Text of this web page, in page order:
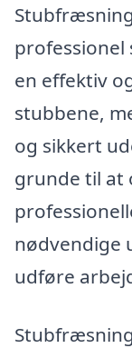
professionel
en effektiv
stubbene,
og sikkert
grunde til at
nødvendige
udføre